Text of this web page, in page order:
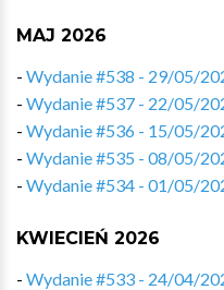
MAJ 2026
- Wydanie #538 - 29/05/
- Wydanie #537 - 22/05/
- Wydanie #536 - 15/05/
- Wydanie #535 - 08/05/
- Wydanie #534 - 01/05/
KWIECIEŃ 2026
- Wydanie #533 - 24/04/